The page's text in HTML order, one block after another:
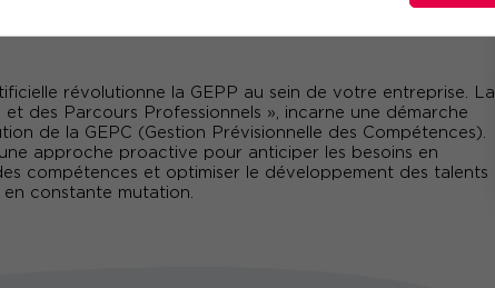
révolutionne la GEPP au sein de votre entreprise. La
et des Parcours Professionnels », incarne une démarche
de la GEPC (Gestion Prévisionnelle des Compétences).
approche proactive pour anticiper les besoins en
compétences et optimiser le développement des talents
constante mutation.